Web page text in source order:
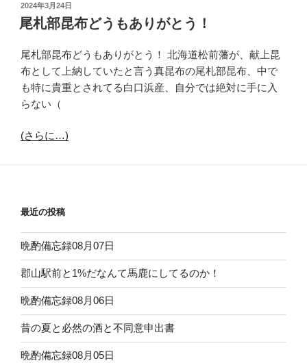
投
稿
日:
2024年3月24日
尾札部昆布どうもありがとう！
尾札部昆布どうもありがとう！ 北海道松前藩が、献上昆
布として上納していたと言う真昆布の尾札部昆布、中で
も特に貴重とされてる白口浜産、自分では絶対に手に入
らない（
(さらに…)
最近の投稿
晩酌備忘録08月07日
郡山駅前と1%だなんて馬鹿にしてるのか！
晩酌備忘録08月06日
昔の夏と必然の酒と不同意申出書
晩酌備忘録08月05日